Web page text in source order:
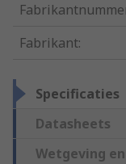
Fabrikant:
Specificaties
Datasheets
Wetgeving